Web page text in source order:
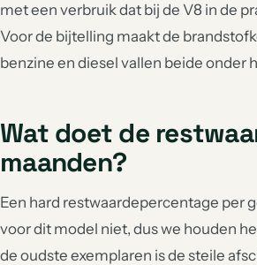
met een verbruik dat bij de V8 in de
Voor de bijtelling maakt de
benzine en diesel vallen beide onder
Wat doet de
maanden?
Een hard restwaardepercentage per
voor dit model niet, dus we houden
de oudste exemplaren is de steile